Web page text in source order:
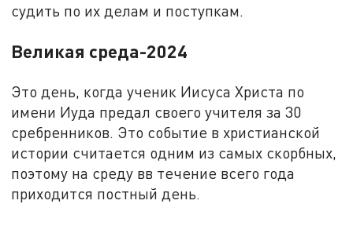
судить по их делам и поступкам.
Великая среда-2024
Это день, когда ученик Иисуса Христа по
имени Иуда предал своего учителя за 30
сребренников. Это событие в христианской
истории считается одним из самых скорбных,
поэтому на среду вв течение всего года
приходится постный день.